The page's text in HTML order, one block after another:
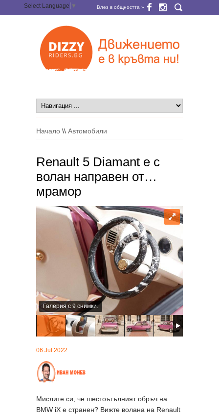
Select Language ▼ Влез в общността »
Начало \\ Автомобили
Renault 5 Diamant е с
волан направен от…
мрамор
Галерия с 9 снимки.
06 Jul 2022
Мислите си, че шестоъгълният обръч на
BMW iX е странен? Вижте волана на Renault